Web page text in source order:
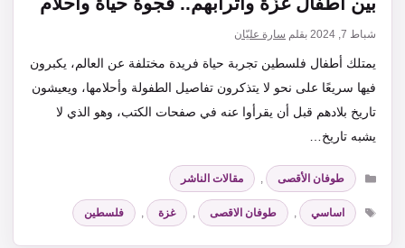
شباط 7, 2024 بقلم سارة عليّان
يمتلك أطفال فلسطين تجربة حياة فريدة مختلفة عن العالم، يكبرون
فيها سريعًا على نحو لا يتذكرون تفاصيل الطفولة وأحلامها، ويعيشون
تاريخ بلادهم قبل أن يقرأوا عنه في صفحات الكتب، وهو الذي لا
يشبه تاريخ…
التصنيفات
طوفان الأقصى ,
مقالات الناشر
الوسوم
اساسي , طوفان الاقصى , غزة , فلسطين